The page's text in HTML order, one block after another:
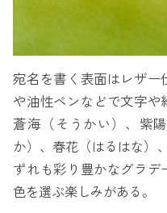
宛名を書く表面はレザ
や油性ペンなどで文字
蒼海（そうかい）、紫
か）、春花（はるはな）
ずれも彩り豊かなグラデ
色を選ぶ楽しみがある。